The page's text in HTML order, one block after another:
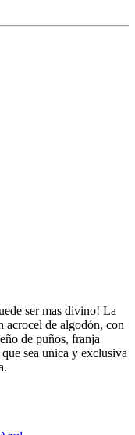
ser mas divino! La
acrocel de algodón, con
de puños, franja
sea unica y exclusiva